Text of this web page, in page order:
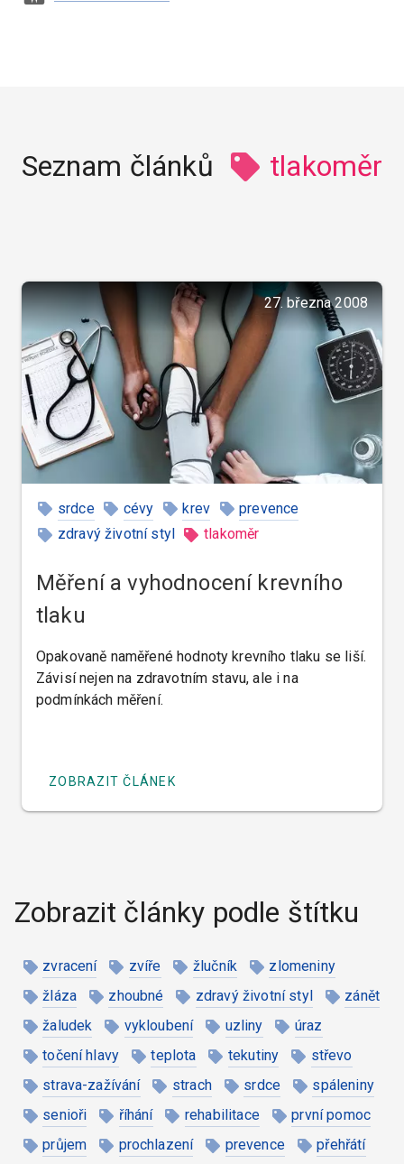
Seznam článků tlakoměr
27. března 2008
srdce cévy krev
prevence
zdravý životní styl
tlakoměr
Měření a vyhodnocení krevního
tlaku
Opakovaně naměřené hodnoty krevního tlaku se liší.
Závisí nejen na zdravotním stavu, ale i na
podmínkách měření.
ZOBRAZIT ČLÁNEK
Zobrazit články podle štítku
zvracení zvíře žlučník
zlomeniny
žláza
zhoubné zdravý životní styl
zánět
žaludek
vykloubení uzliny
úraz
točení hlavy
teplota tekutiny
střevo
strava-zažívání
strach srdce
spáleniny
senioři
říhání rehabilitace
první pomoc
průjem
prochlazení prevence
přehřátí